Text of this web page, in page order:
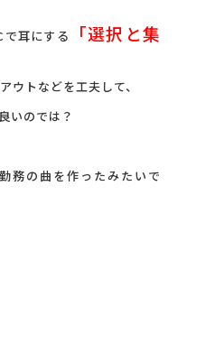
耳にする
「選択と集
ウトなどを工夫して、
いのでは？
務の曲を作ったみたいで